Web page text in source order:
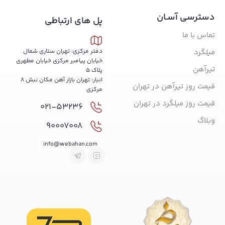
دسترسی آسـان
تماس با ما
میلگرد
تیرآهن
قیمت روز تیرآهن در تهران
قیمت روز میلگرد در تهران
وبلاگ
پل های ارتباطی
دفتر مرکزی: تهران ستاری شمال
خیابان پیامبر مرکزی خیابان مطهری
پلاک 5
انبار: تهران بازار آهن مکان نبش 8
مرکزی
021-53236
90007008
info@webahan.com